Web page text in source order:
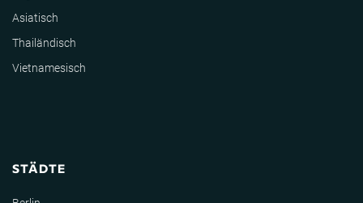
Asiatisch
Thailändisch
Vietnamesisch
STÄDTE